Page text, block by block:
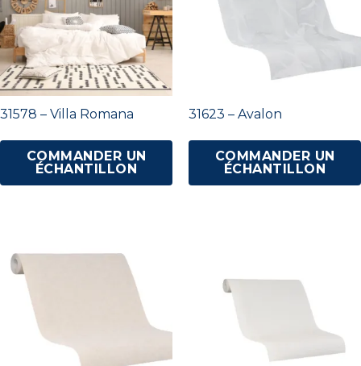
31578 – Villa Romana
COMMANDER UN
ÉCHANTILLON
31623 – Avalon
COMMANDER UN
ÉCHANTILLON